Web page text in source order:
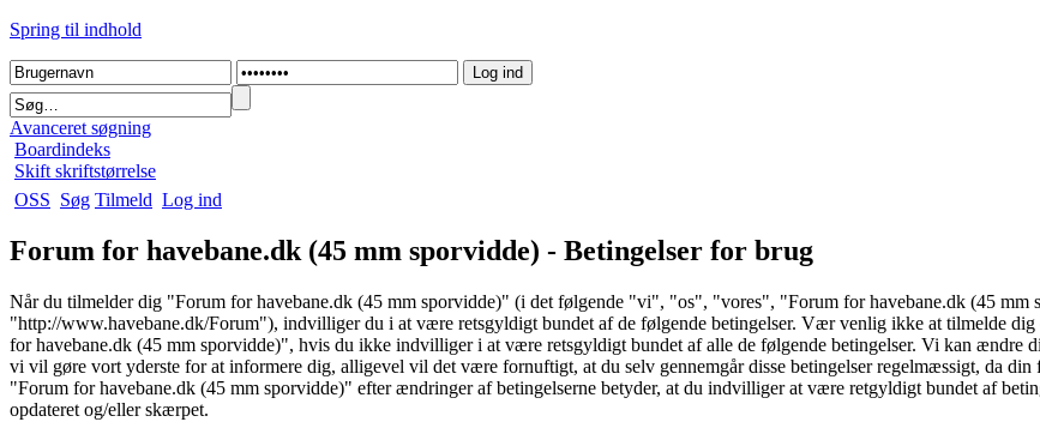
Spring til indhold
Avanceret søgning
Boardindeks
Skift skriftstørrelse
OSS Søg Tilmeld Log ind
Forum for havebane.dk (45 mm sporvidde) - Betingelser for brug
Når du tilmelder dig "Forum for havebane.dk (45 mm sporvidde)" (i det følgende "vi", "os", "vores", "Forum for havebane.dk (45 mm
"http://www.havebane.dk/Forum"), indvilliger du i at være retsgyldigt bundet af de følgende betingelser. Vær venlig ikke at tilmelde
for havebane.dk (45 mm sporvidde)", hvis du ikke indvilliger i at være retsgyldigt bundet af alle de følgende betingelser. Vi kan ændre
vi vil gøre vort yderste for at informere dig, alligevel vil det være fornuftigt, at du selv gennemgår disse betingelser regelmæssigt, da din
"Forum for havebane.dk (45 mm sporvidde)" efter ændringer af betingelserne betyder, at du indvilliger at være retgyldigt bundet af
opdateret og/eller skærpet.